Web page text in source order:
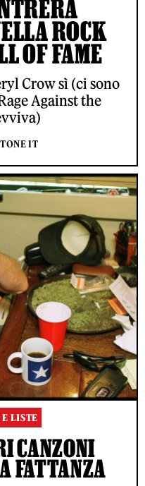
ROCK
OF FAME
Crow sì (ci sono
Against the
IT
LISTE
CANZONI
FATTANZA